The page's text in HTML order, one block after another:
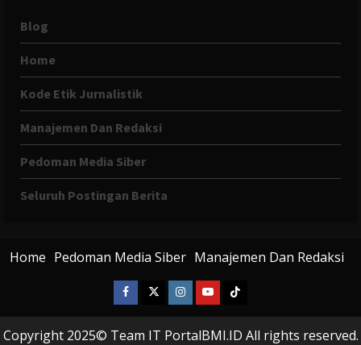
Blog
Home
Kode Etik Jurnalistik
Manajemen Dan Redaksi
Pedoman Media Siber
Seluruh Postingan Berita
Home Pedoman Media Siber Manajemen Dan Redaksi
Facebook
X
Instagram
YoutubeTiktok
Copyright 2025© Team IT PortalBMI.ID All rights reserved.